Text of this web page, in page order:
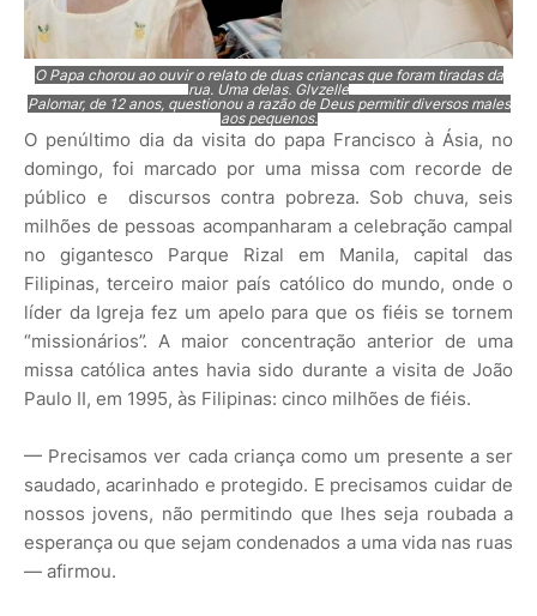
O Papa chorou ao ouvir o relato de duas crianças que foram tiradas da
rua. Uma delas, Glyzelle
Palomar, de 12 anos, questionou a razão de Deus permitir diversos males
aos pequenos.
O penúltimo dia da visita do papa Francisco à Ásia, no
domingo, foi marcado por uma missa com recorde de
público e discursos contra pobreza. Sob chuva, seis
milhões de pessoas acompanharam a celebração campal
no gigantesco Parque Rizal em Manila, capital das
Filipinas, terceiro maior país católico do mundo, onde o
líder da Igreja fez um apelo para que os fiéis se tornem
“missionários”. A maior concentração anterior de uma
missa católica antes havia sido durante a visita de João
Paulo II, em 1995, às Filipinas: cinco milhões de fiéis.
— Precisamos ver cada criança como um presente a ser
saudado, acarinhado e protegido. E precisamos cuidar de
nossos jovens, não permitindo que lhes seja roubada a
esperança ou que sejam condenados a uma vida nas ruas
— afirmou.